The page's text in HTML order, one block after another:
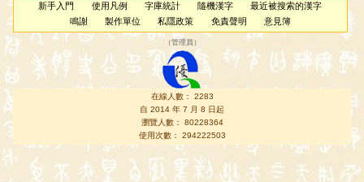
新手入門 使用凡例 字庫統計 隨機漢字
最近被搜索的漢字
鳴謝
製作單位 私隱政策 免責聲明 意見簿
（管理員 ）
在線人數： 2283
自 2014 年 7 月 8 日起
瀏覽人數： 80228364
使用次數： 294222503